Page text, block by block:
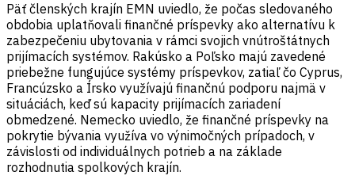
Päť členských krajín EMN uviedlo, že počas sledovaného
obdobia uplatňovali finančné príspevky ako alternatívu k
zabezpečeniu ubytovania v rámci svojich vnútroštátnych
prijímacích systémov. Rakúsko a Poľsko majú zavedené
priebežne fungujúce systémy príspevkov, zatiaľ čo Cyprus,
Francúzsko a Írsko využívajú finančnú podporu najmä v
situáciách, keď sú kapacity prijímacích zariadení
obmedzené. Nemecko uviedlo, že finančné príspevky na
pokrytie bývania využíva vo výnimočných prípadoch, v
závislosti od individuálnych potrieb a na základe
rozhodnutia spolkových krajín.